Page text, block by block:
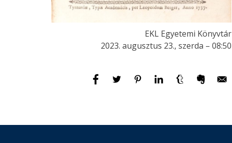
EKL Egyetemi Könyvtár
2023. augusztus 23., szerda – 08:50